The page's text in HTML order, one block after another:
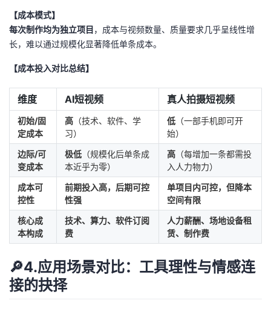
【成本模式】
每次制作均为独立项目，成本与视频数量、质量要求几乎呈线性增
长，难以通过规模化显著降低单条成本。
【成本投入对比总结】
维度 AI短视频 真人拍摄短视频
初始/固
定成本
高 （技术、软件、学
习）
低 （一部手机即可开
始）
边际/可
变成本
极低 （规模化后单条成
本近乎为零）
高 （每增加一条都需投
入人力物力）
成本可
控性
前期投入高，后期可控
性强
单项目内可控，但降本
空间有限
核心成
本构成
技术、算力、软件订阅
费
人力薪酬、场地设备租
赁、制作费
🔎4.应用场景对比：工具理性与情感连
接的抉择